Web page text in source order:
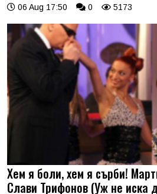
06 Aug 17:50 0 5173
Хем я боли, хем я сърби!
Слави Трифонов (Уж не иска